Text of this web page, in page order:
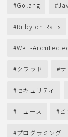
Golang
Ruby on Rails
Well-
クラウド サ
セキュリティ
ニュース ビ
プログラミング